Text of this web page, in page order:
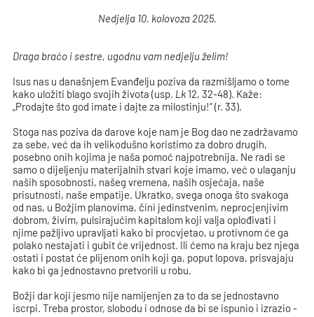
Nedjelja 10. kolovoza 2025.
Draga braćo i sestre, ugodnu vam nedjelju želim!
Isus nas u današnjem Evanđelju poziva da razmišljamo o tome
kako uložiti blago svojih života (usp. Lk 12, 32-48). Kaže:
„Prodajte što god imate i dajte za milostinju!“ (r. 33).
Stoga nas poziva da darove koje nam je Bog dao ne zadržavamo
za sebe, već da ih velikodušno koristimo za dobro drugih,
posebno onih kojima je naša pomoć najpotrebnija. Ne radi se
samo o dijeljenju materijalnih stvari koje imamo, već o ulaganju
naših sposobnosti, našeg vremena, naših osjećaja, naše
prisutnosti, naše empatije. Ukratko, svega onoga što svakoga
od nas, u Božjim planovima, čini jedinstvenim, neprocjenjivim
dobrom, živim, pulsirajućim kapitalom koji valja oplođivati i
njime pažljivo upravljati kako bi procvjetao, u protivnom će ga
polako nestajati i gubit će vrijednost. Ili ćemo na kraju bez njega
ostati i postat će plijenom onih koji ga, poput lopova, prisvajaju
kako bi ga jednostavno pretvorili u robu.
Božji dar koji jesmo nije namijenjen za to da se jednostavno
iscrpi. Treba prostor, slobodu i odnose da bi se ispunio i izrazio -